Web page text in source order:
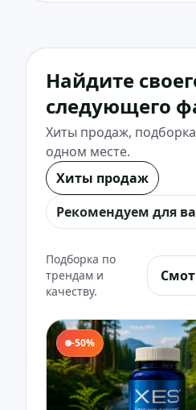
Найдите
следующего
Хиты продаж,
одном месте.
Хиты продаж
Рекомендуем для
Подборка по
трендам и
качеству.
-50%